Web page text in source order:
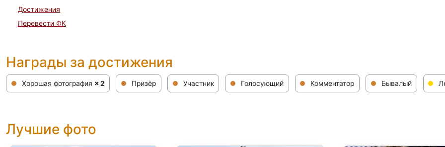
Достижения
Перевести ФК
Награды за достижения
Хорошая фотография × 2 Призёр Участник Голосующий Комментатор Бывалый
Лучшие фото